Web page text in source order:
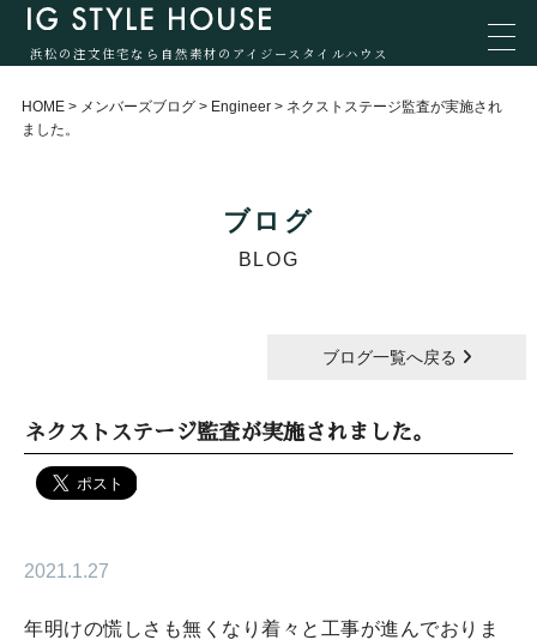
浜松の注文住宅なら自然素材のアイジースタイルハウス
HOME > メンバーズブログ > Engineer > ネクストステージ監査が実施され
ました。
ブログ
BLOG
ブログ一覧へ戻る
ネクストステージ監査が実施されました。
2021.1.27
年明けの慌しさも無くなり着々と工事が進んでおりま